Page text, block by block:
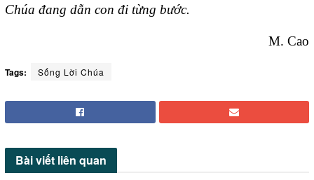
Chúa đang dẫn con đi từng bước.
M. Cao
Tags: Sống Lời Chúa
Bài viết liên quan